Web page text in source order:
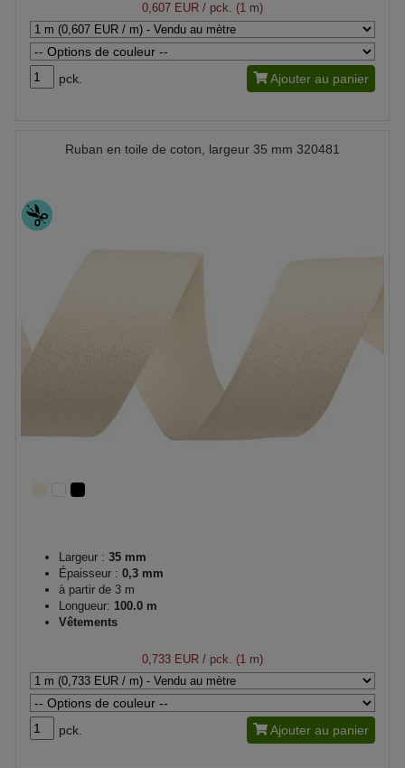
0,607 EUR / pck. (1 m)
pck. Ajouter au panier
Ruban en toile de coton, largeur 35 mm 320481
Largeur : 35 mm
Épaisseur : 0,3 mm
à partir de 3 m
Longueur: 100.0 m
Vêtements
0,733 EUR / pck. (1 m)
pck. Ajouter au panier